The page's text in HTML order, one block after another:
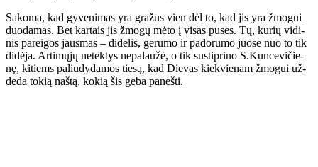
Sa­ko­ma, kad gy­ve­ni­mas yra gra­žus vien dėl to, kad jis yra žmo­gui
duo­da­mas. Bet kar­tais jis žmo­gų mė­to į vi­sas pu­ses. Tų, ku­rių vi­di­
nis pa­rei­gos jaus­mas – di­de­lis, ge­ru­mo ir pa­do­ru­mo juo­se nuo to tik
di­dė­ja. Ar­ti­mų­jų ne­tek­tys ne­pa­lau­žė, o tik su­stip­ri­no S.Kun­ce­vi­čie­
nę, ki­tiems pa­liu­dy­da­mos tie­są, kad Die­vas kiek­vie­nam žmo­gui už­
de­da to­kią naš­tą, ko­kią šis ge­ba pa­neš­ti.